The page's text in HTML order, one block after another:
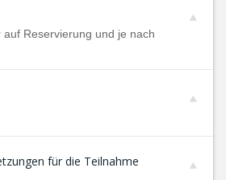
Reservierung und je nach
für die Teilnahme